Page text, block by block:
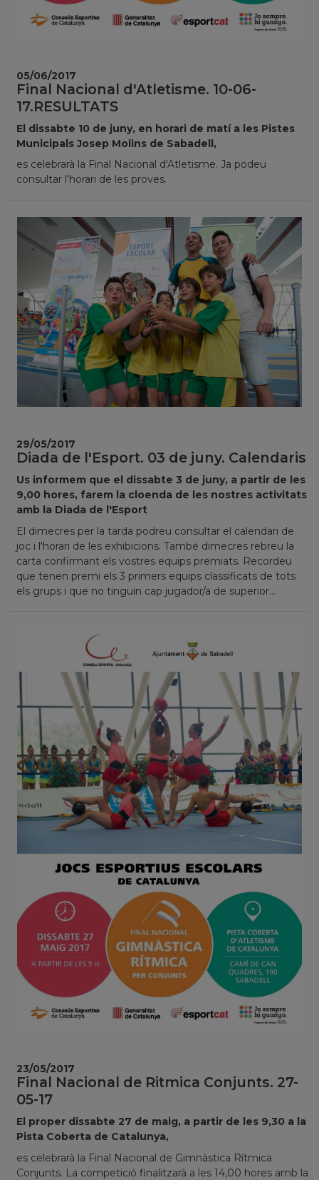
Final Nacional d'Atletisme. 10-06-
17.RESULTATS
El dissabte 10 de juny, en horari de matí a les Pistes
Municipals Josep Molins de Sabadell,
es celebrarà la Final Nacional d'Atletisme. Ja podeu
consultar l'horari de les proves.
05/06/2017
Diada de l'Esport. 03 de juny. Calendaris
Us informem que el dissabte 3 de juny, a partir de les
9,00 hores, farem la cloenda de les nostres activitats
amb la Diada de l'Esport
El dimecres per la tarda podreu consultar el calendari de
joc i l'horari de les exhibicions. També dimecres rebreu la
carta confirmant els vostres equips premiats. Recordeu
que tenen premi els 3 primers equips classificats de tots
els grups i que no tinguin cap jugador/a de superior...
29/05/2017
Final Nacional de Ritmica Conjunts. 27-
05-17
El proper dissabte 27 de maig, a partir de les 9,30 a la
Pista Coberta de Catalunya,
es celebrarà la Final Nacional de Gimnàstica Rítmica
Conjunts. La competició finalitzarà a les 14,00 hores amb la
23/05/2017